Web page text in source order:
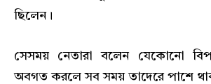
ছিলেন।
সেসময় নেতারা বলেন যেকোনো
অবগত করলে সব সময় তাদেরে পাশে